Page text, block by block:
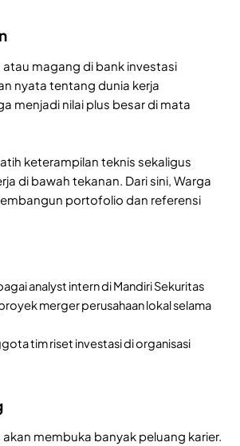
atau magang di bank investasi
nyata tentang dunia kerja
menjadi nilai plus besar di mata
keterampilan teknis sekaligus
di bawah tekanan. Dari sini, Warga
portofolio dan referensi
analyst intern di Mandiri Sekuritas
merger perusahaan lokal selama
tim riset investasi di organisasi
membuka banyak peluang karier.